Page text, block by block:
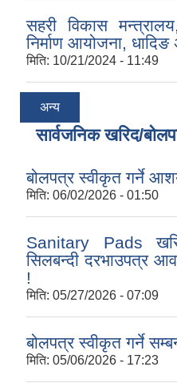
सहरी विकास
निर्माण आयोजना,
मिति: 10/21/2024 - 11:49
अन्य
सार्वजनिक खरिद/
बोलपत्र स्वीकृत गर्ने
मिति: 06/02/2026 - 01:50
Sanitary Pads
सिलबन्दी दरभाउपत्र
!
मिति: 05/27/2026 - 07:09
बोलपत्र स्वीकृत गर्ने
मिति: 05/06/2026 - 17:23